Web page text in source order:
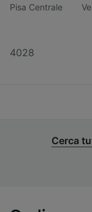
Pisa Centrale
4028
Cerca